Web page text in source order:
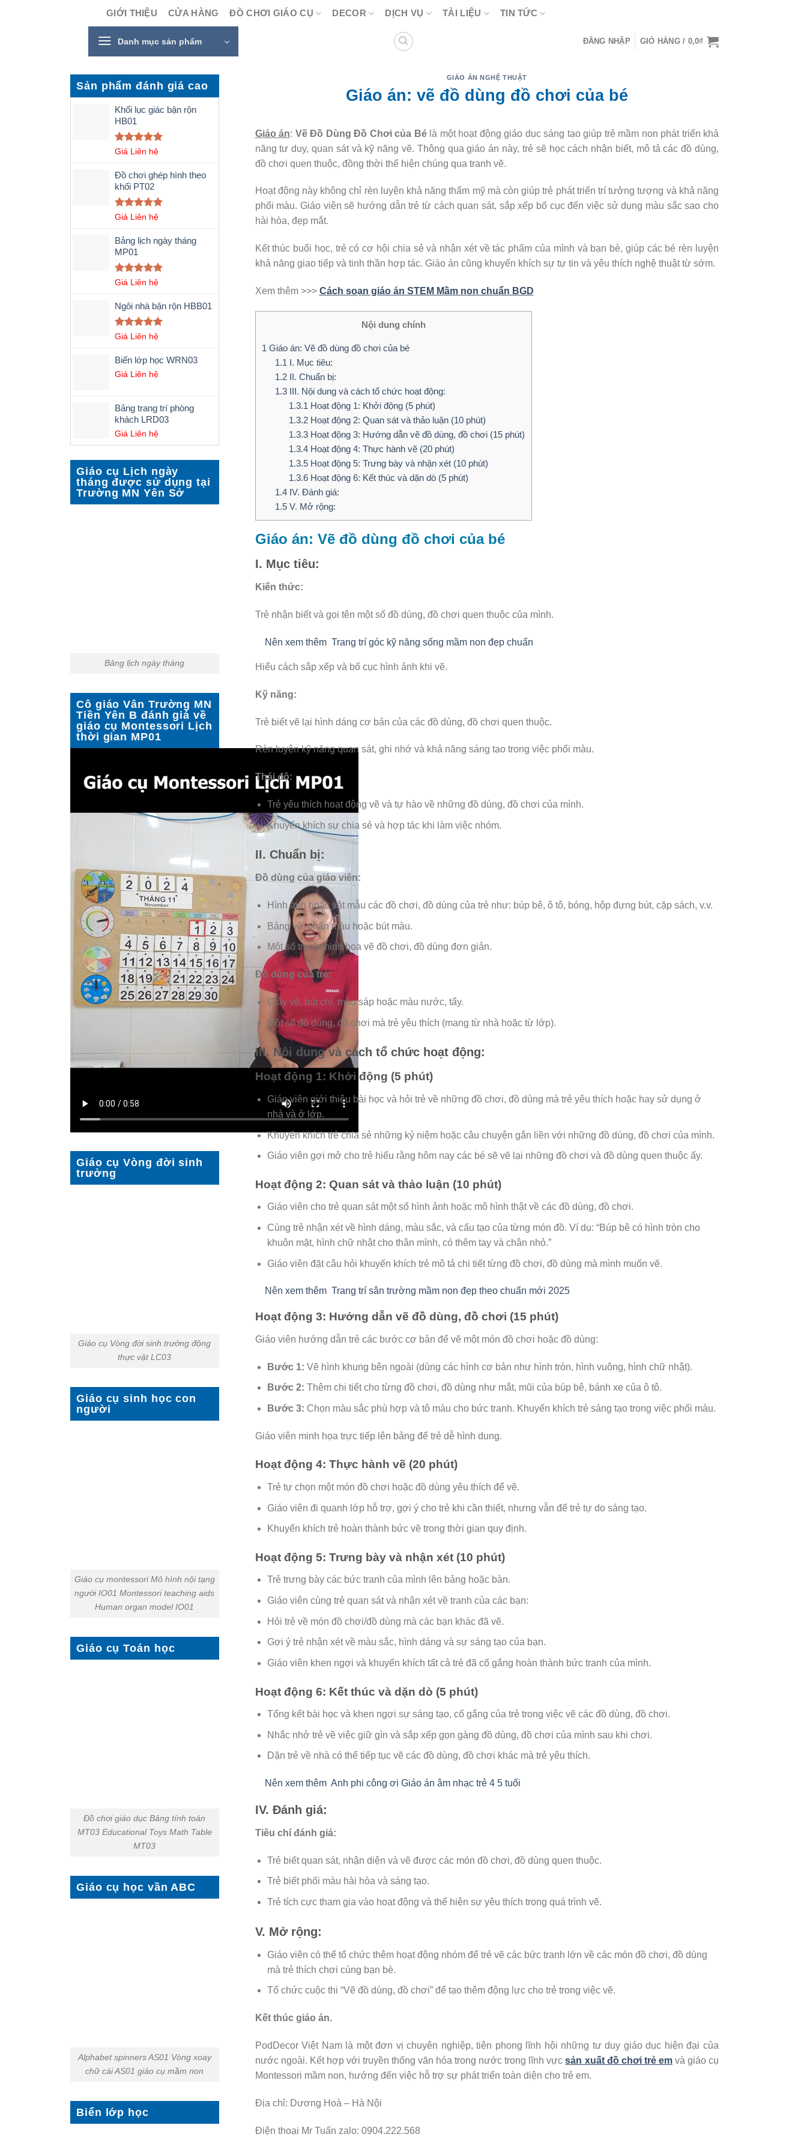
GIỚI THIỆU CỬA HÀNG ĐỒ CHƠI GIÁO CỤ DECOR DỊCH VỤ TÀI LIỆU TIN TỨC
Danh mục sản phẩm ĐĂNG NHẬP GIỎ HÀNG / 0,0₫
Sản phẩm đánh giá cao
Khối lục giác bận rộn
HB01
Được xếp
5 sao
Giá Liên hệ
Đồ chơi ghép hình theo
khối PT02
Được xếp
5 sao
Giá Liên hệ
Bảng lịch ngày tháng
MP01
Được xếp
5 sao
Giá Liên hệ
Ngôi nhà bận rộn HBB01
Được xếp
5 sao
Giá Liên hệ
Biển lớp học WRN03
Giá Liên hệ
Bảng trang trí phòng
khách LRD03
Giá Liên hệ
Giáo cụ Lịch ngày
tháng được sử dụng tại
Trường MN Yên Sở
Bảng lịch ngày tháng
Cô giáo Vân Trường MN
Tiền Yên B đánh giá về
giáo cụ Montessori Lịch
thời gian MP01
Giáo cụ Vòng đời sinh
trưởng
Giáo cụ Vòng đời sinh trưởng động
thực vật LC03
Giáo cụ sinh học con
người
Giáo cụ montessori Mô hình nội tạng
người IO01 Montessori teaching aids
Human organ model IO01
Giáo cụ Toán học
Đồ chơi giáo dục Bảng tính toán
MT03 Educational Toys Math Table
MT03
Giáo cụ học vần ABC
Alphabet spinners AS01 Vòng xoay
chữ cái AS01 giáo cụ mầm non
Biển lớp học
GIÁO ÁN NGHỆ THUẬT
Giáo án: vẽ đồ dùng đồ chơi của bé
Giáo án: Vẽ Đồ Dùng Đồ Chơi của Bélà một hoạt động giáo dục sáng tạo giúp trẻ mầm non phát triển khả
năng tư duy, quan sát và kỹ năng vẽ. Thông qua giáo án này, trẻ sẽ học cách nhận biết, mô tả các đồ dùng,
đồ chơi quen thuộc, đồng thời thể hiện chúng qua tranh vẽ.
Hoạt động này không chỉ rèn luyện khả năng thẩm mỹ mà còn giúp trẻ phát triển trí tưởng tượng và khả năng
phối màu. Giáo viên sẽ hướng dẫn trẻ từ cách quan sát, sắp xếp bố cục đến việc sử dụng màu sắc sao cho
hài hòa, đẹp mắt.
Kết thúc buổi học, trẻ có cơ hội chia sẻ và nhận xét về tác phẩm của mình và bạn bè, giúp các bé rèn luyện
khả năng giao tiếp và tinh thần hợp tác. Giáo án cũng khuyến khích sự tự tin và yêu thích nghệ thuật từ sớm.
Xem thêm >>> Cách soạn giáo án STEM Mầm non chuẩn BGD
Nội dung chính
1 Giáo án: Vẽ đồ dùng đồ chơi của bé
1.1 I. Mục tiêu:
1.2 II. Chuẩn bị:
1.3 III. Nội dung và cách tổ chức hoạt động:
1.3.1 Hoạt động 1: Khởi động (5 phút)
1.3.2 Hoạt động 2: Quan sát và thảo luận (10 phút)
1.3.3 Hoạt động 3: Hướng dẫn vẽ đồ dùng, đồ chơi (15 phút)
1.3.4 Hoạt động 4: Thực hành vẽ (20 phút)
1.3.5 Hoạt động 5: Trưng bày và nhận xét (10 phút)
1.3.6 Hoạt động 6: Kết thúc và dặn dò (5 phút)
1.4 IV. Đánh giá:
1.5 V. Mở rộng:
Giáo án: Vẽ đồ dùng đồ chơi của bé
I. Mục tiêu:
Kiến thức:
Trẻ nhận biết và gọi tên một số đồ dùng, đồ chơi quen thuộc của mình.
Nên xem thêm Trang trí góc kỹ năng sống mầm non đẹp chuẩn
Hiểu cách sắp xếp và bố cục hình ảnh khi vẽ.
Kỹ năng:
Trẻ biết vẽ lại hình dáng cơ bản của các đồ dùng, đồ chơi quen thuộc.
Rèn luyện kỹ năng quan sát, ghi nhớ và khả năng sáng tạo trong việc phối màu.
Thái độ:
Trẻ yêu thích hoạt động vẽ và tự hào về những đồ dùng, đồ chơi của mình.
Khuyến khích sự chia sẻ và hợp tác khi làm việc nhóm.
II. Chuẩn bị:
Đồ dùng của giáo viên:
Hình ảnh hoặc vật mẫu các đồ chơi, đồ dùng của trẻ như: búp bê, ô tô, bóng, hộp đựng bút, cặp sách, v.v.
Bảng vẽ, phấn màu hoặc bút màu.
Một số tranh minh họa vẽ đồ chơi, đồ dùng đơn giản.
Đồ dùng của trẻ:
Giấy vẽ, bút chì, màu sáp hoặc màu nước, tẩy.
Một số đồ dùng, đồ chơi mà trẻ yêu thích (mang từ nhà hoặc từ lớp).
III. Nội dung và cách tổ chức hoạt động:
Hoạt động 1: Khởi động (5 phút)
Giáo viên giới thiệu bài học và hỏi trẻ về những đồ chơi, đồ dùng mà trẻ yêu thích hoặc hay sử dụng ở
nhà và ở lớp.
Khuyến khích trẻ chia sẻ những kỷ niệm hoặc câu chuyện gắn liền với những đồ dùng, đồ chơi của mình.
Giáo viên gợi mở cho trẻ hiểu rằng hôm nay các bé sẽ vẽ lại những đồ chơi và đồ dùng quen thuộc ấy.
Hoạt động 2: Quan sát và thảo luận (10 phút)
Giáo viên cho trẻ quan sát một số hình ảnh hoặc mô hình thật về các đồ dùng, đồ chơi.
Cùng trẻ nhận xét về hình dáng, màu sắc, và cấu tạo của từng món đồ. Ví dụ: “Búp bê có hình tròn cho
khuôn mặt, hình chữ nhật cho thân mình, có thêm tay và chân nhỏ.”
Giáo viên đặt câu hỏi khuyến khích trẻ mô tả chi tiết từng đồ chơi, đồ dùng mà mình muốn vẽ.
Nên xem thêm Trang trí sân trường mầm non đẹp theo chuẩn mới 2025
Hoạt động 3: Hướng dẫn vẽ đồ dùng, đồ chơi (15 phút)
Giáo viên hướng dẫn trẻ các bước cơ bản để vẽ một món đồ chơi hoặc đồ dùng:
Bước 1: Vẽ hình khung bên ngoài (dùng các hình cơ bản như hình tròn, hình vuông, hình chữ nhật).
Bước 2: Thêm chi tiết cho từng đồ chơi, đồ dùng như mắt, mũi của búp bê, bánh xe của ô tô.
Bước 3: Chọn màu sắc phù hợp và tô màu cho bức tranh. Khuyến khích trẻ sáng tạo trong việc phối màu.
Giáo viên minh họa trực tiếp lên bảng để trẻ dễ hình dung.
Hoạt động 4: Thực hành vẽ (20 phút)
Trẻ tự chọn một món đồ chơi hoặc đồ dùng yêu thích để vẽ.
Giáo viên đi quanh lớp hỗ trợ, gợi ý cho trẻ khi cần thiết, nhưng vẫn để trẻ tự do sáng tạo.
Khuyến khích trẻ hoàn thành bức vẽ trong thời gian quy định.
Hoạt động 5: Trưng bày và nhận xét (10 phút)
Trẻ trưng bày các bức tranh của mình lên bảng hoặc bàn.
Giáo viên cùng trẻ quan sát và nhận xét về tranh của các bạn:
Hỏi trẻ về món đồ chơi/đồ dùng mà các bạn khác đã vẽ.
Gợi ý trẻ nhận xét về màu sắc, hình dáng và sự sáng tạo của bạn.
Giáo viên khen ngợi và khuyến khích tất cả trẻ đã cố gắng hoàn thành bức tranh của mình.
Hoạt động 6: Kết thúc và dặn dò (5 phút)
Tổng kết bài học và khen ngợi sự sáng tạo, cố gắng của trẻ trong việc vẽ các đồ dùng, đồ chơi.
Nhắc nhở trẻ về việc giữ gìn và sắp xếp gọn gàng đồ dùng, đồ chơi của mình sau khi chơi.
Dặn trẻ về nhà có thể tiếp tục vẽ các đồ dùng, đồ chơi khác mà trẻ yêu thích.
Nên xem thêm Anh phi công ơi Giáo án âm nhạc trẻ 4 5 tuổi
IV. Đánh giá:
Tiêu chí đánh giá:
Trẻ biết quan sát, nhận diện và vẽ được các món đồ chơi, đồ dùng quen thuộc.
Trẻ biết phối màu hài hòa và sáng tạo.
Trẻ tích cực tham gia vào hoạt động và thể hiện sự yêu thích trong quá trình vẽ.
V. Mở rộng:
Giáo viên có thể tổ chức thêm hoạt động nhóm để trẻ vẽ các bức tranh lớn về các món đồ chơi, đồ dùng
mà trẻ thích chơi cùng bạn bè.
Tổ chức cuộc thi “Vẽ đồ dùng, đồ chơi” để tạo thêm động lực cho trẻ trong việc vẽ.
Kết thúc giáo án.
PodDecor Việt Nam là một đơn vị chuyên nghiệp, tiên phong lĩnh hội những tư duy giáo dục hiện đại của
nước ngoài. Kết hợp với truyền thống văn hóa trong nước trong lĩnh vựcsản xuất đồ chơi trẻ emvà giáo cụ
Montessori mầm non, hướng đến việc hỗ trợ sự phát triển toàn diện cho trẻ em.
Địa chỉ: Dương Hoà – Hà Nội
Điện thoại Mr Tuấn zalo: 0904.222.568